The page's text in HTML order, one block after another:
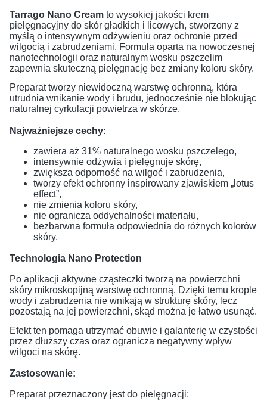
Tarrago Nano Cream to wysokiej jakości krem
pielęgnacyjny do skór gładkich i licowych, stworzony z
myślą o intensywnym odżywieniu oraz ochronie przed
wilgocią i zabrudzeniami. Formuła oparta na nowoczesnej
nanotechnologii oraz naturalnym wosku pszczelim
zapewnia skuteczną pielęgnację bez zmiany koloru skóry.
Preparat tworzy niewidoczną warstwę ochronną, która
utrudnia wnikanie wody i brudu, jednocześnie nie blokując
naturalnej cyrkulacji powietrza w skórze.
Najważniejsze cechy:
zawiera aż 31% naturalnego wosku pszczelego,
intensywnie odżywia i pielęgnuje skórę,
zwiększa odporność na wilgoć i zabrudzenia,
tworzy efekt ochronny inspirowany zjawiskiem „lotus
effect”,
nie zmienia koloru skóry,
nie ogranicza oddychalności materiału,
bezbarwna formuła odpowiednia do różnych kolorów
skóry.
Technologia Nano Protection
Po aplikacji aktywne cząsteczki tworzą na powierzchni
skóry mikroskopijną warstwę ochronną. Dzięki temu krople
wody i zabrudzenia nie wnikają w strukturę skóry, lecz
pozostają na jej powierzchni, skąd można je łatwo usunąć.
Efekt ten pomaga utrzymać obuwie i galanterię w czystości
przez dłuższy czas oraz ogranicza negatywny wpływ
wilgoci na skórę.
Zastosowanie:
Preparat przeznaczony jest do pielęgnacji: